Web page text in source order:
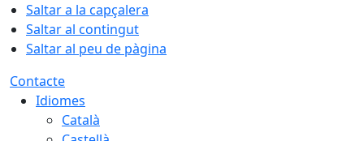
Saltar a la capçalera
Saltar al contingut
Saltar al peu de pàgina
Contacte
Idiomes
Català